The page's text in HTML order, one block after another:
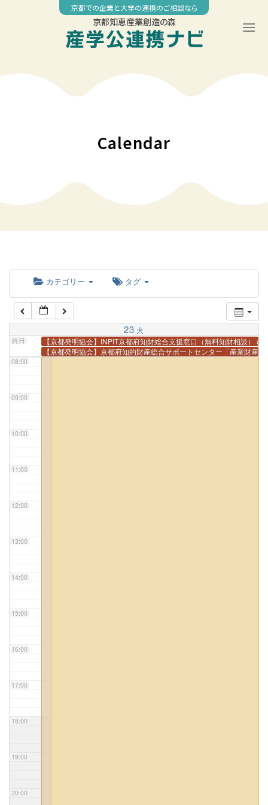
京都での企業と大学の連携のご相談なら
京都知恵産業創造の森
Calendar
カテゴリー タグ
23 火
終日 【京都発明協会】INPIT京都府知財総合支援窓口（無料知財相談） @
【京都発明協会】京都府知的財産総合サポートセンター「産業財産
00:00
07:00
08:00
09:00
10:00
11:00
12:00
13:00
14:00
15:00
16:00
17:00
18:00
19:00
20:00
京都工芸繊維大学 社会人教育公開講座 「機械学習・IoT・ビッグ
データ技術履修コース」
社会課題解決型スタートアップ創出プロジェクト 「IMPACT
FLOW KYOTO 2026-2027」補助対象事業の募集